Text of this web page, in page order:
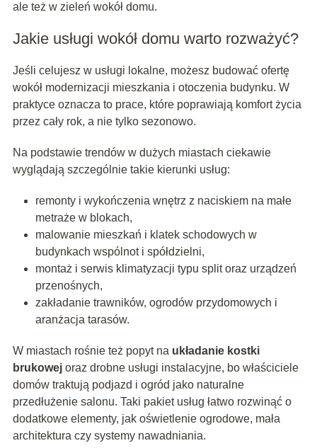
ale też w zieleń wokół domu.
Jakie usługi wokół domu warto rozważyć?
Jeśli celujesz w usługi lokalne, możesz budować ofertę
wokół modernizacji mieszkania i otoczenia budynku. W
praktyce oznacza to prace, które poprawiają komfort życia
przez cały rok, a nie tylko sezonowo.
Na podstawie trendów w dużych miastach ciekawie
wyglądają szczególnie takie kierunki usług:
remonty i wykończenia wnętrz z naciskiem na małe
metraże w blokach,
malowanie mieszkań i klatek schodowych w
budynkach wspólnot i spółdzielni,
montaż i serwis klimatyzacji typu split oraz urządzeń
przenośnych,
zakładanie trawników, ogrodów przydomowych i
aranżacja tarasów.
W miastach rośnie też popyt na układanie kostki
brukowejoraz drobne usługi instalacyjne, bo właściciele
domów traktują podjazd i ogród jako naturalne
przedłużenie salonu. Taki pakiet usług łatwo rozwinąć o
dodatkowe elementy, jak oświetlenie ogrodowe, mała
architektura czy systemy nawadniania.